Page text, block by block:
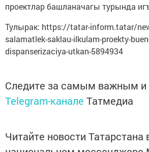
проектлар башланачагы турында
Тулырак: https://tatar-inform.tatar/
salamatlek-saklau-ilkulam-proekty-
dispanserizaciya-utkan-5894934
Следите за самым важным и
Telegram-канале Татмедиа
Читайте новости Татарстана